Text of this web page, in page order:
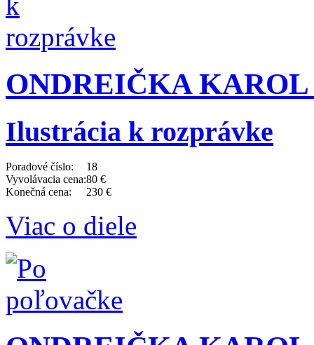
ONDREIČKA KAROL
Ilustrácia k rozprávke
Poradové číslo:
18
Vyvolávacia cena:80 €
Konečná cena:
230 €
Viac o diele